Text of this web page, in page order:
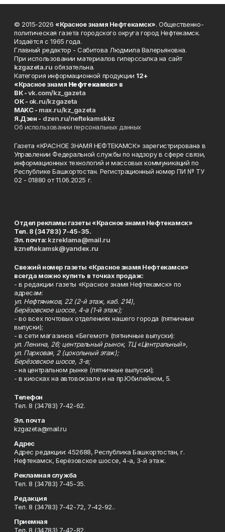
© 2015-2026 «Красное знамя Нефтекамск». Общественно-
политическая газета городского округа город Нефтекамск.
Издаётся с 1965 года.
Главный редактор - Сабитова Людмила Валерьяновна.
При использовании материалов гиперссылка на сайт
kzgazeta.ru обязательна.
Категория информационной продукции 12+
«Красное знамя Нефтекамск» в
ВК -vk.com/kz_gazeta
ОК - ok.ru/kzgazeta
MAKC - max.ru/kz_gazeta
Я.Дзен - dzen.ru/neftekamskkz
Об использовании персональных данных
Газета «КРАСНОЕ ЗНАМЯ НЕФТЕКАМСК» зарегистрирована в
Управлении Федеральной службы по надзору в сфере связи,
информационных технологий и массовых коммуникаций по
Республике Башкортостан. Регистрационный номер ПИ № ТУ
02 - 01880 от 11.06.2025 г.
Отдел рекламы газеты «Красное знамя Нефтекамск»
Тел. 8 (34783) 7-45-35.
Эл. почта: kzreklama@mail.ru
kzneftekamsk@yandex.ru
Свежий номер газеты «Красное знамя Нефтекамск»
всегда можно купить в точках продаж:
- в редакции газеты «Красное знамя Нефтекамск» по
адресам:
ул. Нефтяников, 22 (2-й этаж, каб. 214),
Берёзовское шоссе, 4-а (1-й этаж);
- во всех почтовых отделениях нашего города (пятничные
выпуски);
- в сети магазинов «Бегемот» (пятничные выпуски):
ул. Ленина, 26; центральный рынок, ТЦ «Центральный»,
ул. Парковая, 2 (цокольный этаж);
Берёзовское шоссе, 3-в;
- на центральном рынке (пятничные выпуски);
- в киосках на автовокзале и на пр.Юбилейном, 5.
Телефон
Тел. 8 (34783) 7-42-62.
Эл. почта
kzgazeta@mail.ru
Адрес
Адрес редакции: 452688, Республика Башкортостан, г.
Нефтекамск, Берёзовское шоссе, 4-а, 3-й этаж.
Рекламная служба
Тел. 8 (34783) 7-45-35.
Редакция
Тел. 8 (34783) 7-42-72, 7-42-92..
Приемная
Тел. 8 (34783) 7-42-82.